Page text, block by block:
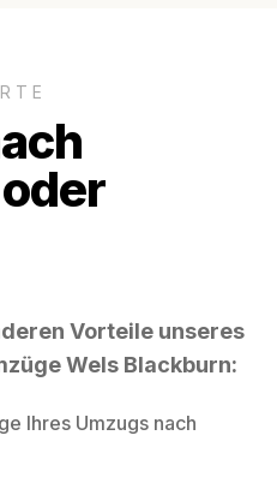
Vorteile unseres
Wels Blackburn:
Ihres Umzugs nach